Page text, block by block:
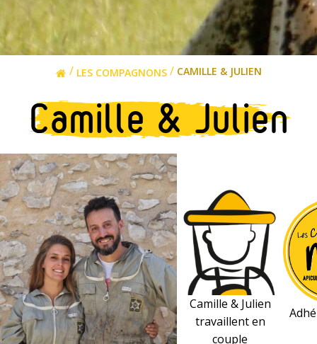
/ LES COMPAGNONS / CAMILLE & JULIEN
Camille & Julien
Camille & Julien
travaillenten
couple